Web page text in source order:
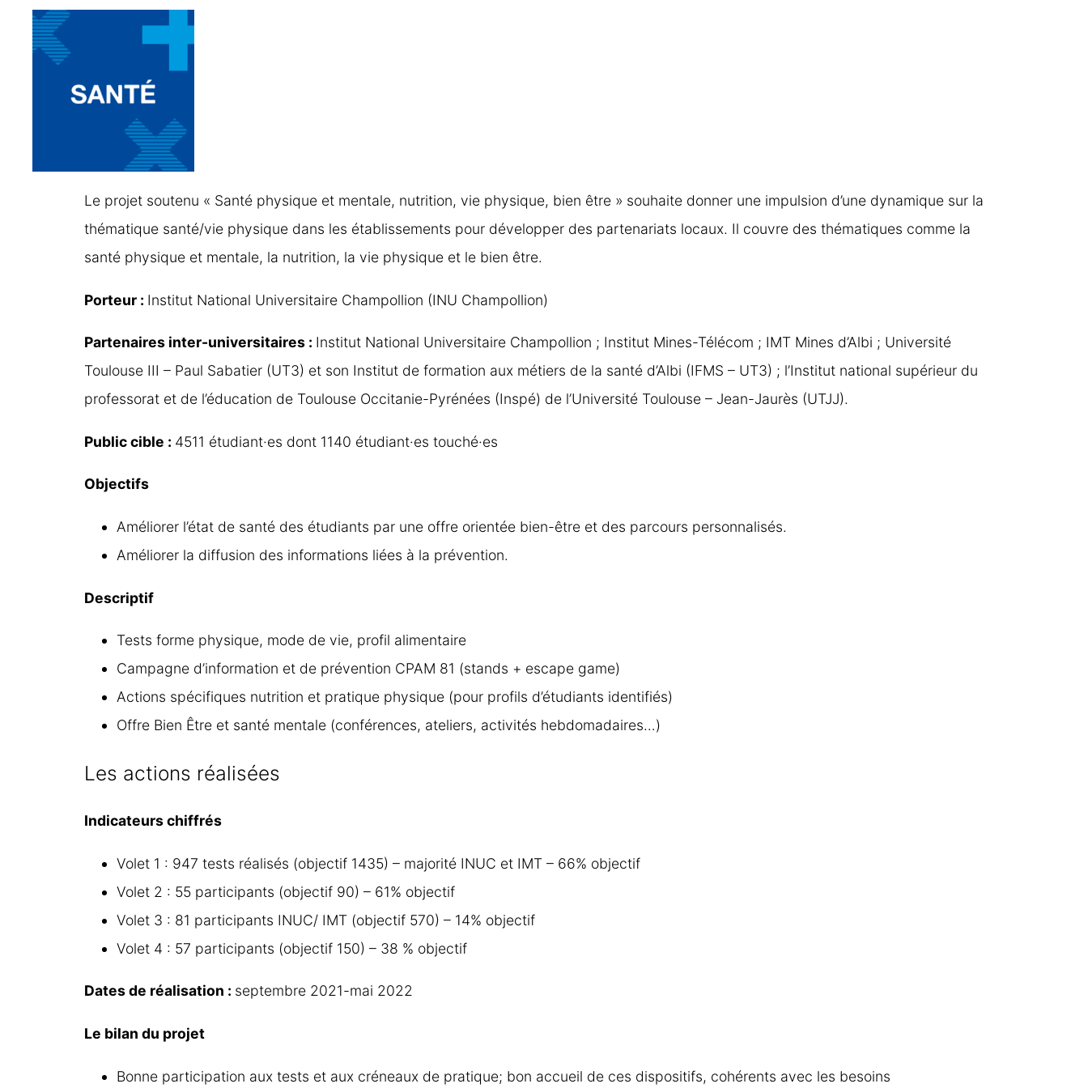
Le projet soutenu « Santé physique et mentale, nutrition, vie physique, bien être » souhaite donner une impulsion d’une dynamique sur la
thématique santé/vie physique dans les établissements pour développer des partenariats locaux. Il couvre des thématiques comme la
santé physique et mentale, la nutrition, la vie physique et le bien être.
Porteur : Institut National Universitaire Champollion (INU Champollion)
Partenaires inter-universitaires : Institut National Universitaire Champollion ; Institut Mines-Télécom ; IMT Mines d’Albi ; Université
Toulouse III – Paul Sabatier (UT3) et son Institut de formation aux métiers de la santé d’Albi (IFMS – UT3) ; l’Institut national supérieur du
professorat et de l’éducation de Toulouse Occitanie-Pyrénées (Inspé) de l’Université Toulouse – Jean-Jaurès (UTJJ).
Public cible : 4511 étudiant·es dont 1140 étudiant·es touché·es
Objectifs
Améliorer l’état de santé des étudiants par une offre orientée bien-être et des parcours personnalisés.
Améliorer la diffusion des informations liées à la prévention.
Descriptif
Tests forme physique, mode de vie, profil alimentaire
Campagne d’information et de prévention CPAM 81 (stands + escape game)
Actions spécifiques nutrition et pratique physique (pour profils d’étudiants identifiés)
Offre Bien Être et santé mentale (conférences, ateliers, activités hebdomadaires…)
Les actions réalisées
Indicateurs chiffrés
Volet 1 : 947 tests réalisés (objectif 1435) – majorité INUC et IMT – 66% objectif
Volet 2 : 55 participants (objectif 90) – 61% objectif
Volet 3 : 81 participants INUC/ IMT (objectif 570) – 14% objectif
Volet 4 : 57 participants (objectif 150) – 38 % objectif
Dates de réalisation : septembre 2021-mai 2022
Le bilan du projet
Bonne participation aux tests et aux créneaux de pratique; bon accueil de ces dispositifs, cohérents avec les besoins